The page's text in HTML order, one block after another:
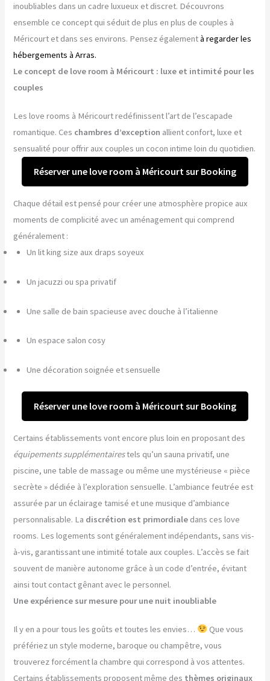
inoubliables dans un cadre luxueux et discret. Découvrons
ensemble ce concept qui séduit de plus en plus de couples à
Méricourt et dans ses environs. Pensez égalementà regarder les
hébergements à Arras.
Le concept de love room à Méricourt : luxe et intimité pour les
couples
Les love rooms à Méricourt redéfinissent l’art de l’escapade
romantique. Ces chambres d’exception allient confort, luxe et
sensualité pour offrir aux couples un cocon intime loin du quotidien.
Réserver une love room à Méricourt sur Booking
Chaque détail est pensé pour créer une atmosphère propice aux
moments de complicité avec un aménagement qui comprend
généralement :
Un lit king size aux draps soyeux
Un jacuzzi ou spa privatif
Une salle de bain spacieuse avec douche à l’italienne
Un espace salon cosy
Une décoration soignée et sensuelle
Réserver une love room à Méricourt sur Booking
Certains établissements vont encore plus loin en proposant des
équipements supplémentairestels qu’un sauna privatif, une
piscine, une table de massage ou même une mystérieuse « pièce
secrète » dédiée à l’exploration sensuelle. L’ambiance feutrée est
assurée par un éclairage tamisé et une musique d’ambiance
personnalisable. La discrétion est primordiale dans ces love
rooms. Les logements sont généralement indépendants, sans vis-
à-vis, garantissant une intimité totale aux couples. L’accès se fait
souvent de manière autonome grâce à un code d’entrée, évitant
ainsi tout contact gênant avec le personnel.
Une expérience sur mesure pour une nuit inoubliable
Il y en a pour tous les goûts et toutes les envies…
Que vous
préfériez un style moderne, baroque ou champêtre, vous
trouverez forcément la chambre qui correspond à vos attentes.
Certains établissements proposent même des thèmes originaux